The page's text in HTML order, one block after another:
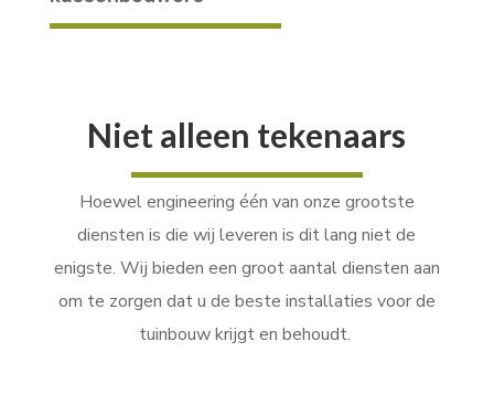
Niet alleen tekenaars
Hoewel engineering één van onze grootste
diensten is die wij leveren is dit lang niet de
enigste. Wij bieden een groot aantal diensten aan
om te zorgen dat u de beste installaties voor de
tuinbouw krijgt en behoudt.